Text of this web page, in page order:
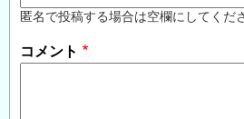
匿名で投稿する場合は空欄にしてくだ
コメント